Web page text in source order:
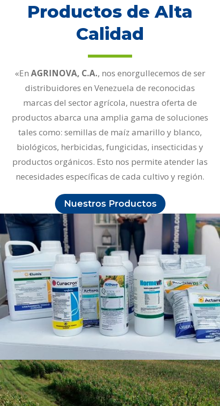
Productos de Alta
Calidad
«En AGRINOVA, C.A., nos enorgullecemos de ser
distribuidores en Venezuela de reconocidas
marcas del sector agrícola, nuestra oferta de
productos abarca una amplia gama de soluciones
tales como: semillas de maíz amarillo y blanco,
biológicos, herbicidas, fungicidas, insecticidas y
productos orgánicos. Esto nos permite atender las
necesidades específicas de cada cultivo y región.
Nuestros Productos